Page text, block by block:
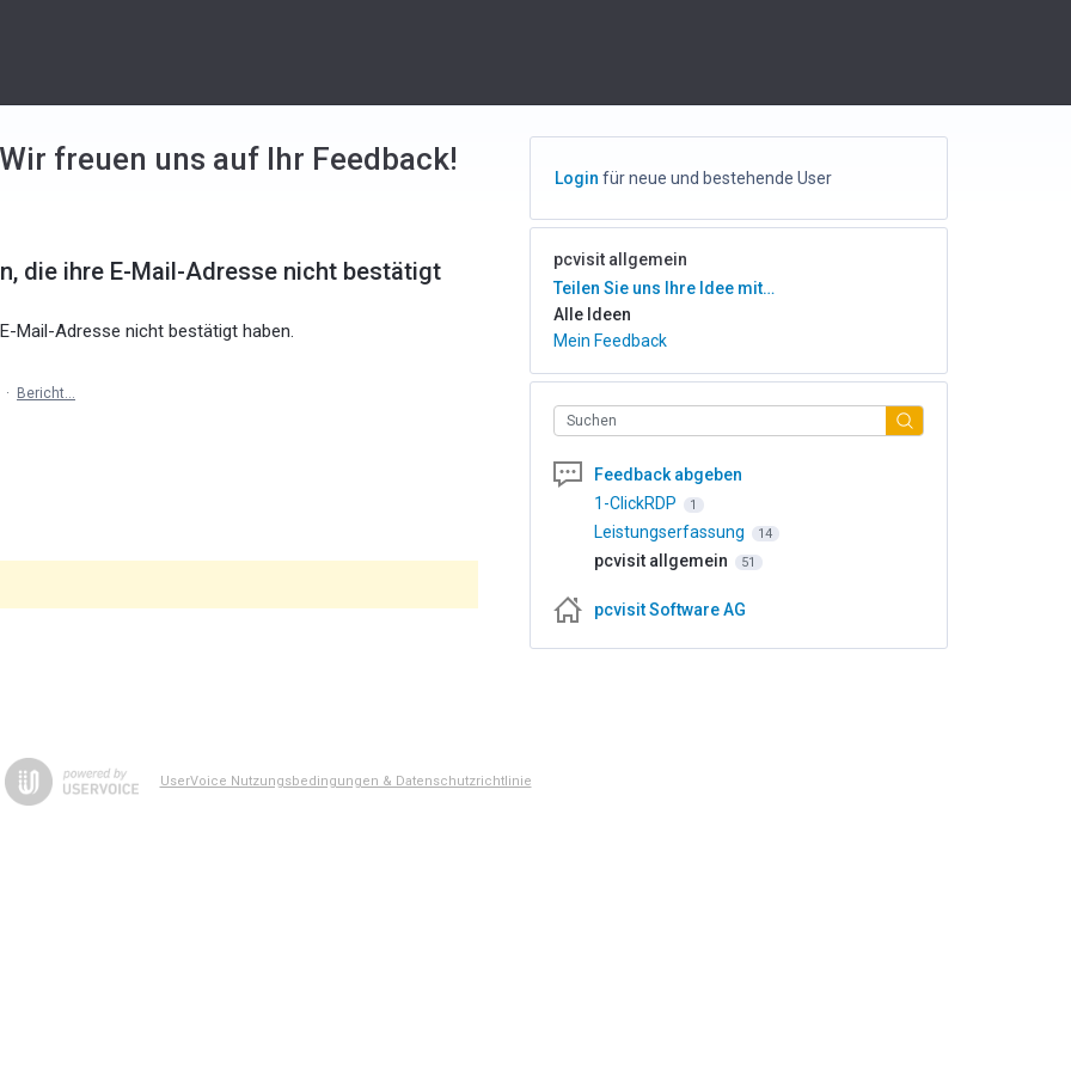
freuen uns auf Ihr Feedback!
die ihre E-Mail-Adresse nicht bestätigt
Mail-Adresse nicht bestätigt haben.
· Bericht…
Login für neue und bestehende User
pcvisit allgemein
Kategorien
Teilen Sie uns Ihre Idee mit…
Alle Ideen
Mein Feedback
Suchen
Feedback abgeben
1-ClickRDP
1
Leistungserfassung 14
pcvisit allgemein 51
pcvisit Software AG
UserVoice Nutzungsbedingungen & Datenschutzrichtlinie